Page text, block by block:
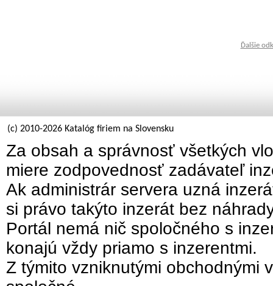
Ďalšie
(c) 2010-2026 Katalóg firiem na Slovensku
Za obsah a správnosť všetkých
miere zodpovednosť zadávateľ
Ak administrár servera uzná
si právo takýto inzerát bez
Portál nemá nič spoločného s
konajú vždy priamo s inzerentmi.
Z týmito vzniknutými obchodnými